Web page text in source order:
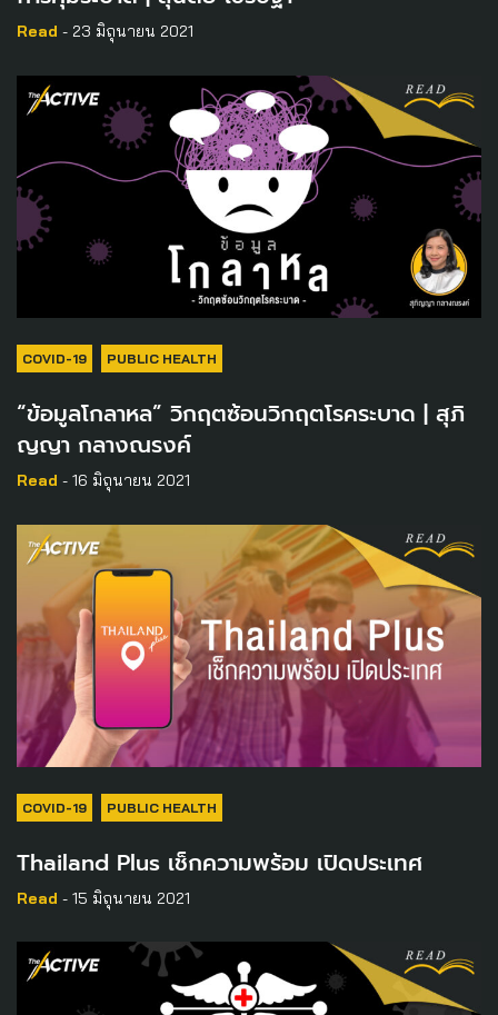
Read - 23 มิถุนายน 2021
COVID-19 PUBLIC HEALTH
“ข้อมูลโกลาหล” วิกฤตซ้อนวิกฤตโรคระบาด | สุภิ
ญญา กลางณรงค์
Read - 16 มิถุนายน 2021
COVID-19 PUBLIC HEALTH
Thailand Plus เช็กความพร้อม เปิดประเทศ
Read - 15 มิถุนายน 2021